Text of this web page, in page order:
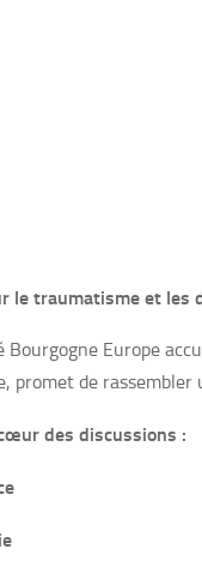
le traumatisme et les
Bourgogne Europe
promet de
des discussions :